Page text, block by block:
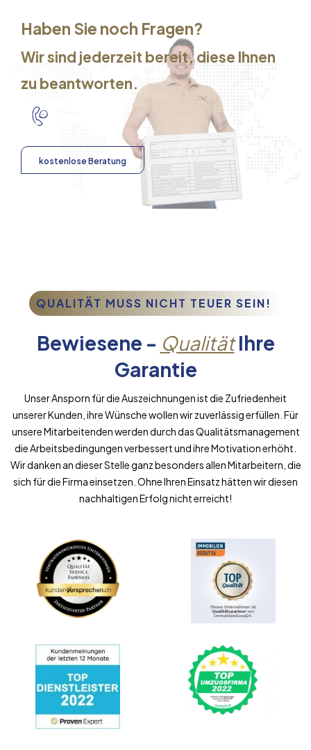
Haben Sie noch Fragen?
Wir sind jederzeit bereit, diese Ihnen
zu beantworten.
kostenlose Beratung
QUALITÄT MUSS NICHT TEUER SEIN!
Bewiesene - QualitätIhre
Garantie
Unser Ansporn für die Auszeichnungen ist die Zufriedenheit
unserer Kunden, ihre Wünsche wollen wir zuverlässig erfüllen. Für
unsere Mitarbeitenden werden durch das Qualitätsmanagement
die Arbeitsbedingungen verbessert und ihre Motivation erhöht.
Wir danken an dieser Stelle ganz besonders allen Mitarbeitern, die
sich für die Firma einsetzen. Ohne Ihren Einsatz hätten wir diesen
nachhaltigen Erfolg nicht erreicht!